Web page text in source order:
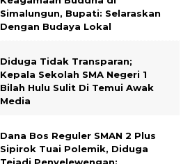
Simalungun, Bupati: Selaraskan
Dengan Budaya Lokal
Diduga Tidak Transparan;
Kepala Sekolah SMA Negeri 1
Bilah Hulu Sulit Di Temui Awak
Media
Dana Bos Reguler SMAN 2 Plus
Sipirok Tuai Polemik, Diduga